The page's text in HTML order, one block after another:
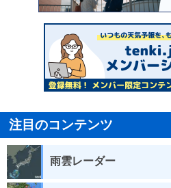
注目のコンテンツ
雨雲レーダー